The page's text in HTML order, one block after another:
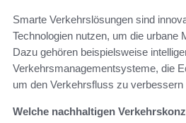
Smarte Verkehrslösungen sind
Technologien nutzen, um die urbane
Dazu gehören beispielsweise
Verkehrsmanagementsysteme, die
um den Verkehrsfluss zu
Welche nachhaltigen